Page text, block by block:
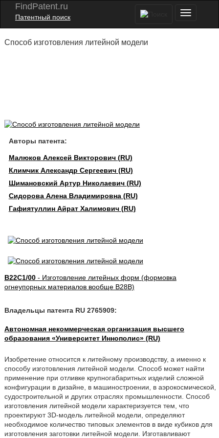
FindPatent.ru
Патентный поиск
Способ изготовления литейной модели
Авторы патента:
Малюков Алексей Викторович (RU)
Климчик Александр Сергеевич (RU)
Шимановский Артур Николаевич (RU)
Сидорова Алена Владимировна (RU)
Гафиятуллин Айрат Халимович (RU)
B22C1/00- Изготовление литейных форм (формовка
огнеупорных материалов вообще B28B)
Владельцы патента RU 2765909:
Автономная некоммерческая организация высшего
образования «Университет Иннополис» (RU)
Изобретение относится к литейному производству, а именно к
способу изготовления литейной модели. Способ может найти
применение при отливке крупногабаритных изделий сложной
конфигурации в дизайне, в машиностроении, в аэрокосмической,
судостроительной и других отраслях промышленности. Способ
изготовления литейной модели характеризуется тем, что
проектируют 3D-модель литейной модели, определяют
необходимое количество типовых элементов в виде кубиков для
изготовления заготовки литейной модели. Изготавливают